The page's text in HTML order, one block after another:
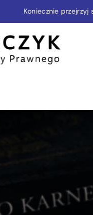
Koniecznie przejrzyj